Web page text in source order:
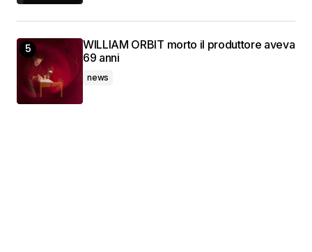
WILLIAM ORBIT morto il produttore aveva
69 anni
news